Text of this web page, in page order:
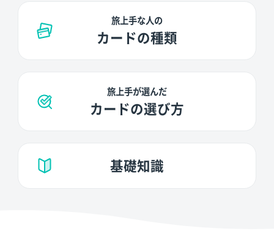
旅上手な人の
カードの種類
旅上手が選んだ
カードの選び方
基礎知識